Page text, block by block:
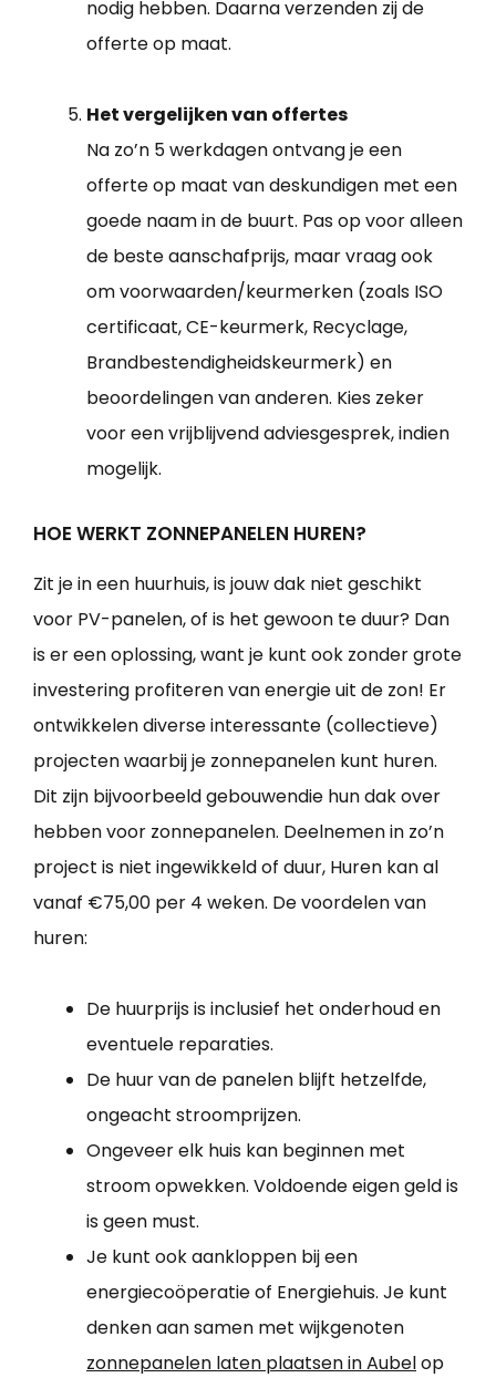
nodig hebben. Daarna verzenden zij de
offerte op maat.
Het vergelijken van offertes
Na zo’n 5 werkdagen ontvang je een
offerte op maat van deskundigen met een
goede naam in de buurt. Pas op voor alleen
de beste aanschafprijs, maar vraag ook
om voorwaarden/keurmerken (zoals ISO
certificaat, CE-keurmerk, Recyclage,
Brandbestendigheidskeurmerk) en
beoordelingen van anderen. Kies zeker
voor een vrijblijvend adviesgesprek, indien
mogelijk.
HOE WERKT ZONNEPANELEN HUREN?
Zit je in een huurhuis, is jouw dak niet geschikt
voor PV-panelen, of is het gewoon te duur? Dan
is er een oplossing, want je kunt ook zonder grote
investering profiteren van energie uit de zon! Er
ontwikkelen diverse interessante (collectieve)
projecten waarbij je zonnepanelen kunt huren.
Dit zijn bijvoorbeeld gebouwendie hun dak over
hebben voor zonnepanelen. Deelnemen in zo’n
project is niet ingewikkeld of duur, Huren kan al
vanaf €75,00 per 4 weken. De voordelen van
huren:
De huurprijs is inclusief het onderhoud en
eventuele reparaties.
De huur van de panelen blijft hetzelfde,
ongeacht stroomprijzen.
Ongeveer elk huis kan beginnen met
stroom opwekken. Voldoende eigen geld is
is geen must.
Je kunt ook aankloppen bij een
energiecoöperatie of Energiehuis. Je kunt
denken aan samen met wijkgenoten
zonnepanelen laten plaatsen in Aubelop